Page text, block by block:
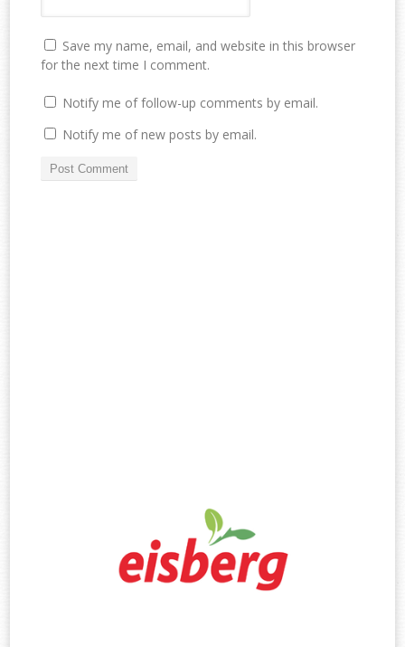
Save my name, email, and website in this browser
for the next time I comment.
Notify me of follow-up comments by email.
Notify me of new posts by email.